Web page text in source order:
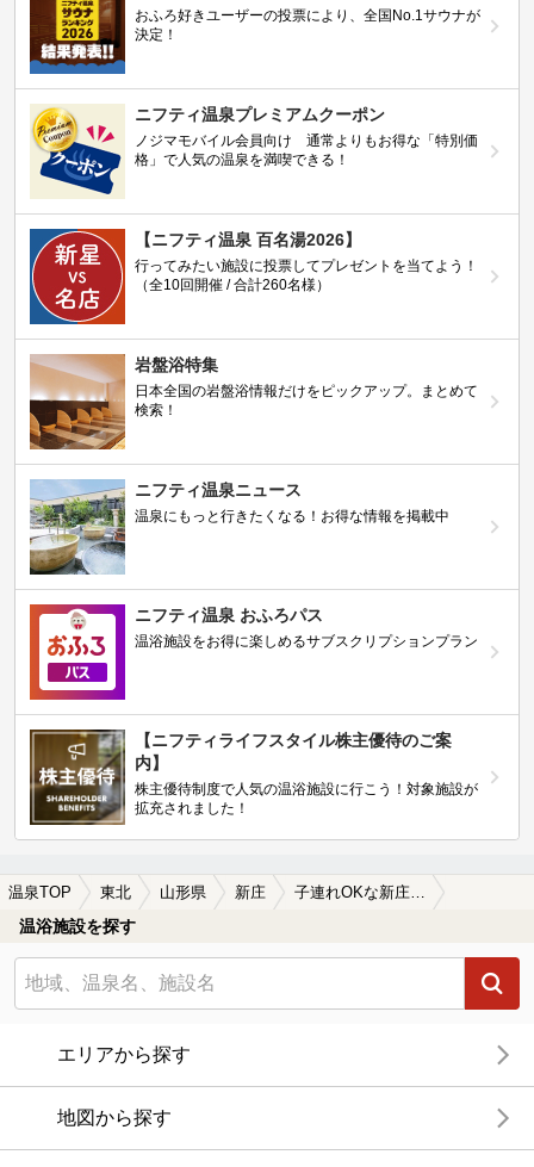
おふろ好きユーザーの投票により、全国No.1サウナが
決定！
ニフティ温泉プレミアムクーポン
ノジマモバイル会員向け 通常よりもお得な「特別価
格」で人気の温泉を満喫できる！
【ニフティ温泉 百名湯2026】
行ってみたい施設に投票してプレゼントを当てよう！
（全10回開催 / 合計260名様）
岩盤浴特集
日本全国の岩盤浴情報だけをピックアップ。まとめて
検索！
ニフティ温泉ニュース
温泉にもっと行きたくなる！お得な情報を掲載中
ニフティ温泉 おふろパス
温浴施設をお得に楽しめるサブスクリプションプラン
【ニフティライフスタイル株主優待のご案
内】
株主優待制度で人気の温浴施設に行こう！対象施設が
拡充されました！
温泉TOP 東北 山形県 新庄 子連れOKな新庄の温泉、日帰り温泉、スーパー銭湯おすすめ
温浴施設を探す
エリアから探す
地図から探す